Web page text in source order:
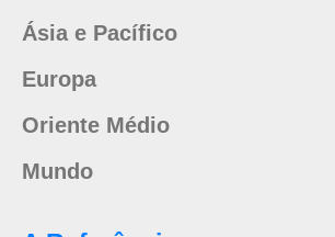
Ásia e Pacífico
Europa
Oriente Médio
Mundo